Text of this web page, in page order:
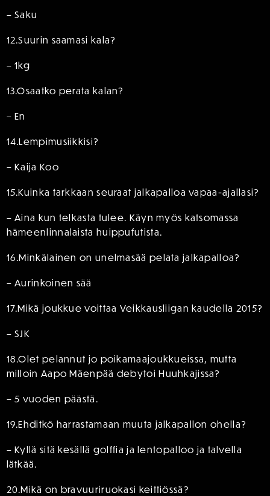
– Saku
12.Suurin saamasi kala?
– 1kg
13.Osaatko perata kalan?
– En
14.Lempimusiikkisi?
– Kaija Koo
15.Kuinka tarkkaan seuraat jalkapalloa vapaa-ajallasi?
– Aina kun telkasta tulee. Käyn myös katsomassa
hämeenlinnalaista huippufutista.
16.Minkälainen on unelmasää pelata jalkapalloa?
– Aurinkoinen sää
17.Mikä joukkue voittaa Veikkausliigan kaudella 2015?
– SJK
18.Olet pelannut jo poikamaajoukkueissa, mutta
milloin Aapo Mäenpää debytoi Huuhkajissa?
– 5 vuoden päästä.
19.Ehditkö harrastamaan muuta jalkapallon ohella?
– Kyllä sitä kesällä golffia ja lentopalloo ja talvella
lätkää.
20.Mikä on bravuuriruokasi keittiössä?